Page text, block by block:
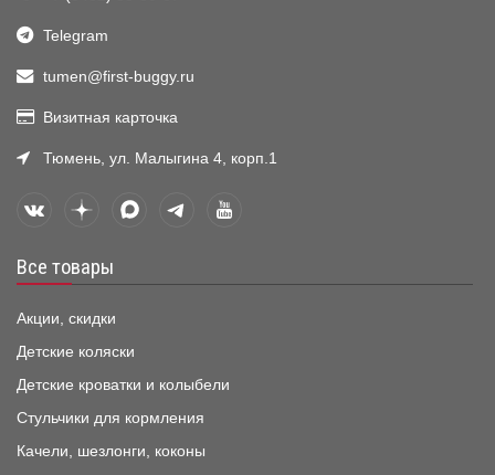
Telegram
tumen@first-buggy.ru
Визитная карточка
Тюмень, ул. Малыгина 4, корп.1
Все товары
Акции, скидки
Детские коляски
Детские кроватки и колыбели
Стульчики для кормления
Качели, шезлонги, коконы